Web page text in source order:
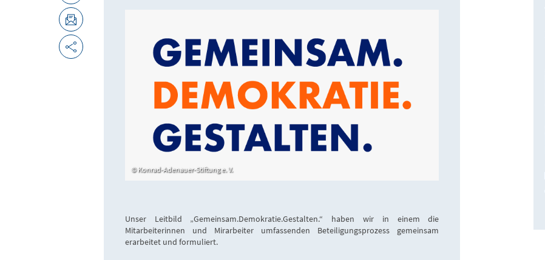
Konrad-Adenauer-Stiftung e. V.
Unser Leitbild „Gemeinsam.Demokratie.Gestalten.“ haben wir in einem die
Mitarbeiterinnen und Mirarbeiter umfassenden Beteiligungsprozess gemeinsam
erarbeitet und formuliert.